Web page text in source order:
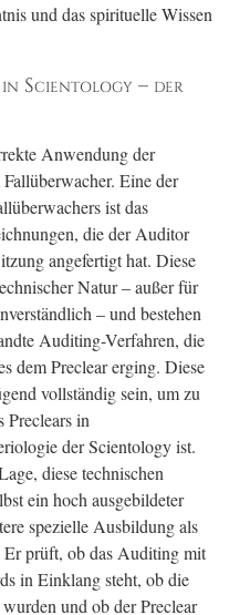
und das spirituelle Wissen
Scientology – der
Anwendung der
Eine der
ist das
die der Auditor
angefertigt hat. Diese
Natur – außer für
– und bestehen
Auditing-Verfahren, die
dem Preclear erging. Diese
vollständig sein, um zu
Preclears in
der Scientology ist.
diese technischen
ein hoch ausgebildeter
spezielle Ausbildung als
Er prüft, ob das Auditing mit
in Einklang steht, ob die
und ob der Preclear